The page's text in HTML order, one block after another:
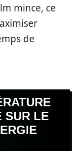
mince, ce
de
SUR LE